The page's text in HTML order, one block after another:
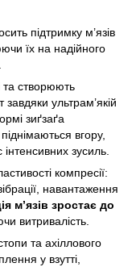
підтримку м’язів
їх на надійного
та створюють
ультрам’якій
зиґзаґа
вгору,
зусиль.
компресії:
навантаження
м’язів зростає до
витривалість.
та ахіллового
у взутті,